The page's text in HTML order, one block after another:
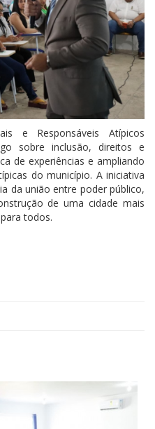
e Responsáveis Atípicos
sobre inclusão, direitos e
de experiências e ampliando
do município. A iniciativa
da união entre poder público,
de uma cidade mais
todos.